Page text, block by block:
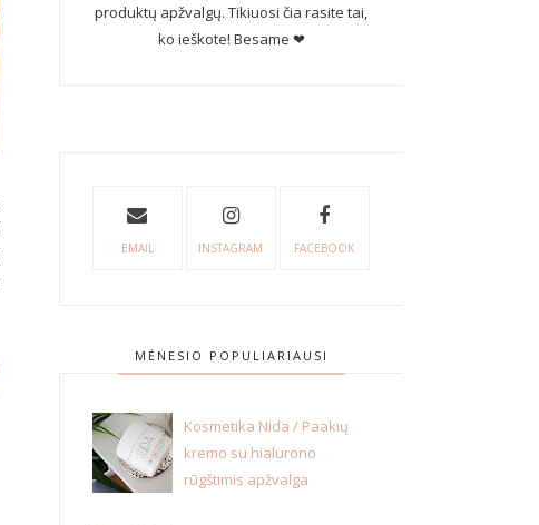
produktų apžvalgų. Tikiuosi čia rasite tai,
ko ieškote! Besame ❤
EMAIL INSTAGRAM FACEBOOK
MĖNESIO POPULIARIAUSI
Kosmetika Nida / Paakių
kremo su hialurono
rūgštimis apžvalga